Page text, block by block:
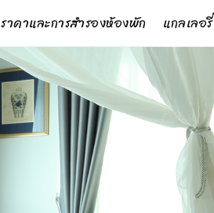
ราคาและการสำรองห้องพัก แกลเลอรี่